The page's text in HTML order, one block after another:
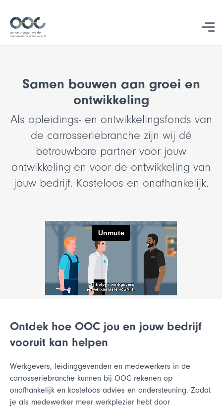
Studentbegeleiding
Samen bouwen aan groei en
ontwikkeling
Als opleidings- en ontwikkelingsfonds van
de carrosseriebranche zijn wij dé
betrouwbare partner voor jouw
ontwikkeling en voor de ontwikkeling van
jouw bedrijf. Kosteloos en onafhankelijk.
Ontdek hoe OOC jou en jouw bedrijf
vooruit kan helpen
Werkgevers, leidinggevenden en medewerkers in de
carrosseriebranche kunnen bij OOC rekenen op
onafhankelijk en kosteloos advies en ondersteuning. Zodat
je als medewerker meer werkplezier hebt door